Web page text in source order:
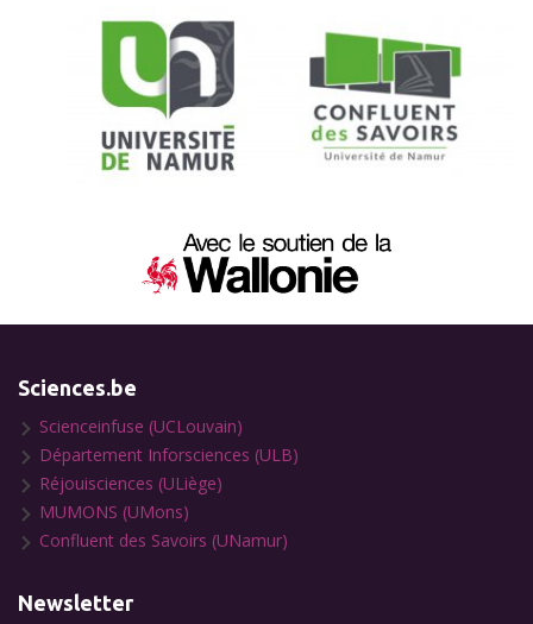
Sciences.be
Scienceinfuse (UCLouvain)
Département Inforsciences (ULB)
Réjouisciences (ULiège)
MUMONS (UMons)
Confluent des Savoirs (UNamur)
Newsletter